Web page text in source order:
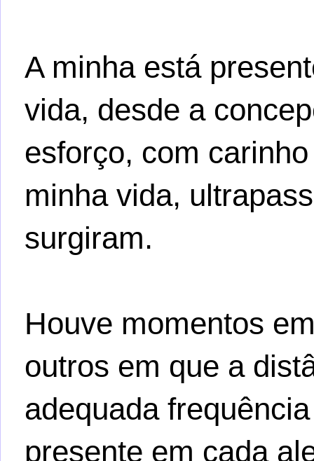
A minha está
vida, desde a
esforço, com
minha vida,
surgiram.
Houve momentos
outros em que a
adequada
presente em cada